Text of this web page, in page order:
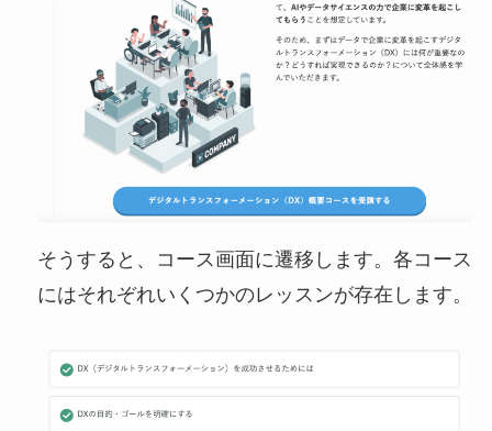
そうすると、コース画面に遷移します。各コース
にはそれぞれいくつかのレッスンが存在します。